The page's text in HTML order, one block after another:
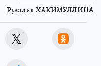
Рузалия ХАКИМУЛЛИНА